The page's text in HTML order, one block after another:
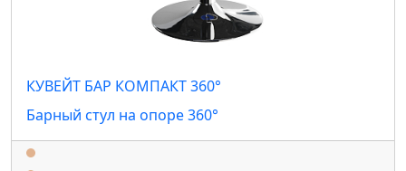
КУВЕЙТ БАР КОМПАКТ 360°
Барный стул на опоре 360°